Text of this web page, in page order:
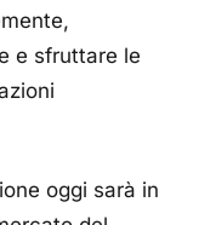
e sfruttare le
oggi sarà in